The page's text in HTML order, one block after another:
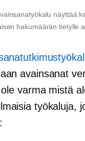
näyttää
hakumäärän tietylle
avainsanat
varma mistä
​​työkaluja,